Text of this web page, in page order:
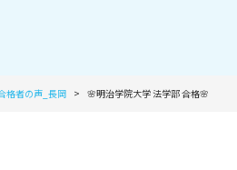
格者の声_長岡 🌸明治学院大学 法学部 合格🌸